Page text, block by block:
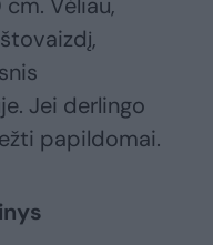
Vėliau,
Jei derlingo
papildomai.